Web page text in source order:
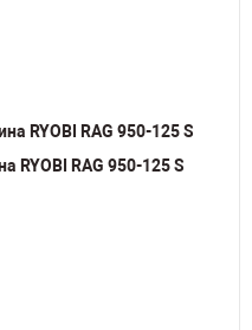
RAG 950-125 S